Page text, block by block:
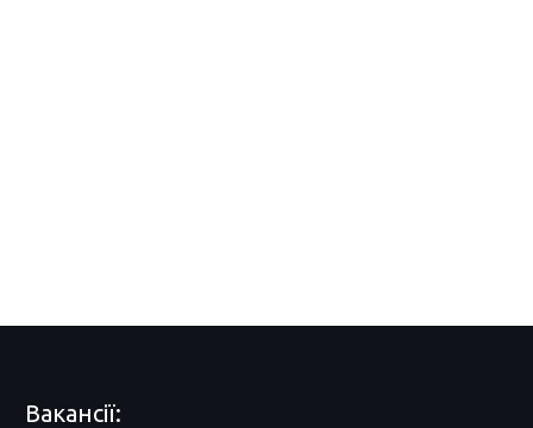
Вакансії: